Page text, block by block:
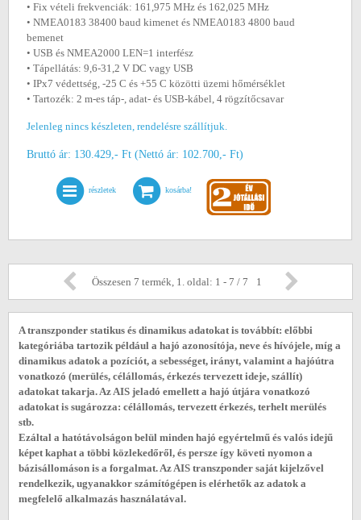
• Fix vételi frekvenciák: 161,975 MHz és 162,025 MHz
• NMEA0183 38400 baud kimenet és NMEA0183 4800 baud
bemenet
• USB és NMEA2000 LEN=1 interfész
• Tápellátás: 9,6-31,2 V DC vagy USB
• IPx7 védettség, -25 C és +55 C közötti üzemi hőmérséklet
• Tartozék: 2 m-es táp-, adat- és USB-kábel, 4 rögzítőcsavar
Jelenleg nincs készleten, rendelésre szállítjuk.
Bruttó ár: 130.429,- Ft (Nettó ár: 102.700,- Ft)
részletek kosárba!
Összesen 7 termék, 1. oldal: 1 - 7 / 7 1
A transzponder statikus és dinamikus adatokat is továbbít: előbbi
kategóriába tartozik például a hajó azonosítója, neve és hívójele, míg a
dinamikus adatok a pozíciót, a sebességet, irányt, valamint a hajóútra
vonatkozó (merülés, célállomás, érkezés tervezett ideje, szállít)
adatokat takarja. Az AIS jeladó emellett a hajó útjára vonatkozó
adatokat is sugározza: célállomás, tervezett érkezés, terhelt merülés
stb.
Ezáltal a hatótávolságon belül minden hajó egyértelmű és valós idejű
képet kaphat a többi közlekedőről, és persze így követi nyomon a
bázisállomáson is a forgalmat. Az AIS transzponder saját kijelzővel
rendelkezik, ugyanakkor számítógépen is elérhetők az adatok a
megfelelő alkalmazás használatával.